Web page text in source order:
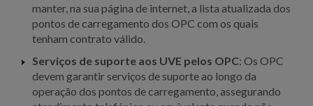
manter, na sua página de internet, a lista atualizada dos
pontos de carregamento dos OPC com os quais
tenham contrato válido.
Serviços de suporte aos UVE pelos OPC: Os OPC
devem garantir serviços de suporte ao longo da
operação dos pontos de carregamento, assegurando